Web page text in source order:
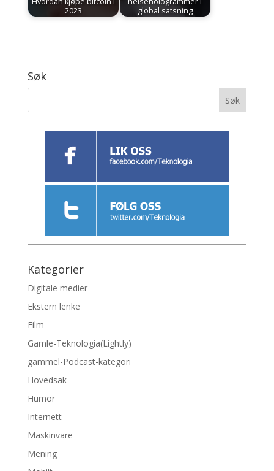
2023
global satsning
Søk
Kategorier
Digitale medier
Ekstern lenke
Film
Gamle-Teknologia(Lightly)
gammel-Podcast-kategori
Hovedsak
Humor
Internett
Maskinvare
Mening